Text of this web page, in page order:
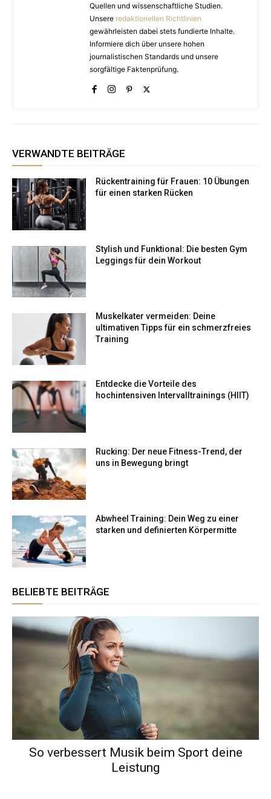
Quellen und wissenschaftliche Studien.
Unsere redaktionellen Richtlinien
gewährleisten dabei stets fundierte Inhalte.
Informiere dich über unsere hohen
journalistischen Standards und unsere
sorgfältige Faktenprüfung.
VERWANDTE BEITRÄGE
Rückentraining für Frauen: 10 Übungen
für einen starken Rücken
Stylish und Funktional: Die besten Gym
Leggings für dein Workout
Muskelkater vermeiden: Deine
ultimativen Tipps für ein schmerzfreies
Training
Entdecke die Vorteile des
hochintensiven Intervalltrainings (HIIT)
Rucking: Der neue Fitness-Trend, der
uns in Bewegung bringt
Abwheel Training: Dein Weg zu einer
starken und definierten Körpermitte
BELIEBTE BEITRÄGE
So verbessert Musik beim Sport deine
Leistung